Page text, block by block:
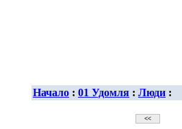
Начало : 01 Удомля : Люди :